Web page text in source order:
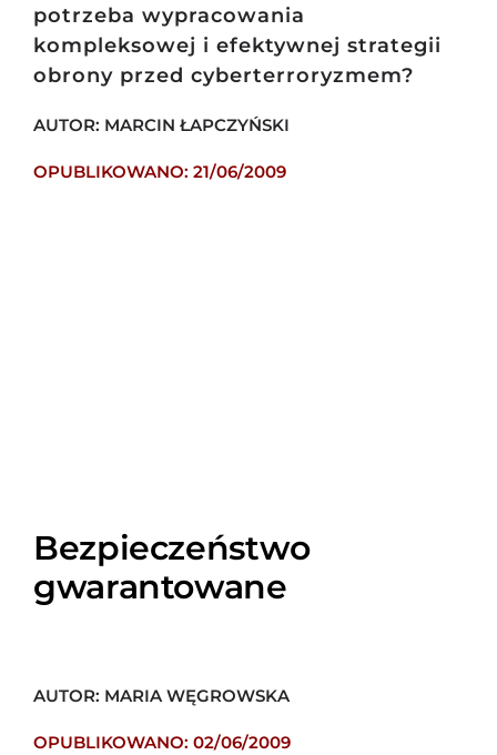
potrzeba wypracowania
kompleksowej i efektywnej strategii
obrony przed cyberterroryzmem?
AUTOR: MARCIN ŁAPCZYŃSKI
OPUBLIKOWANO: 21/06/2009
Bezpieczeństwo
gwarantowane
AUTOR: MARIA WĘGROWSKA
OPUBLIKOWANO: 02/06/2009